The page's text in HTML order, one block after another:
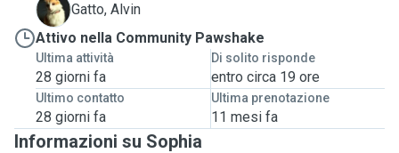
A
Gatto, Alvin
Attivo nella Community Pawshake
Ultima attività
28 giorni fa
Di solito risponde
entro circa 19 ore
Ultimo contatto
28 giorni fa
Ultima prenotazione
11 mesi fa
Informazioni su Sophia